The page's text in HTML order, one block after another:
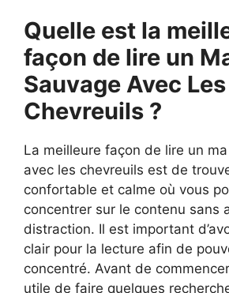
Quelle est la
façon de lire un
Sauvage Avec Les
Chevreuils ?
La meilleure façon de lire un
avec les chevreuils est de
confortable et calme où vous
concentrer sur le contenu sans
distraction. Il est important
clair pour la lecture afin de
concentré. Avant de
utile de faire quelques